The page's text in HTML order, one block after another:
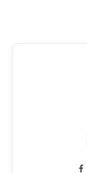
Facebook